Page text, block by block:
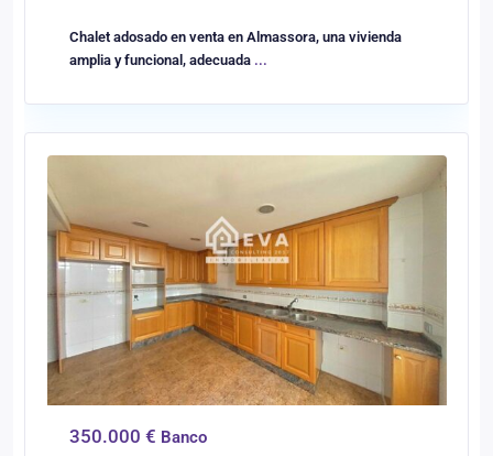
Chalet adosado en venta en Almassora, una vivienda
amplia y funcional, adecuada ...
0 Castellón/Castelló
350.000 € Banco